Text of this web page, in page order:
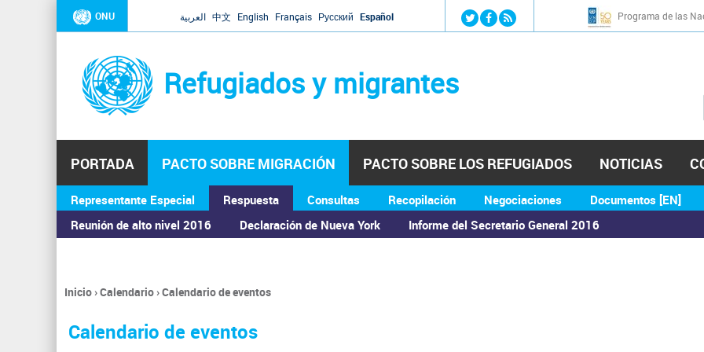
Jump to navigation
ONU العربية 中文 English Français Русский Español Programa de las
Refugiados y migrantes
PORTADA PACTO SOBRE MIGRACIÓN
Representante Especial
Respuesta
Reunión de alto nivel 2016
Declaración de Nueva York Informe del Secretario General 2016
Consultas Recopilación Negociaciones Documentos [EN]
PACTO SOBRE LOS REFUGIADOS NOTICIAS
ASAMBLEA GENERAL
Se
encuentra
usted
Inicio›Calendario›Calendario de eventos
Calendario de eventos